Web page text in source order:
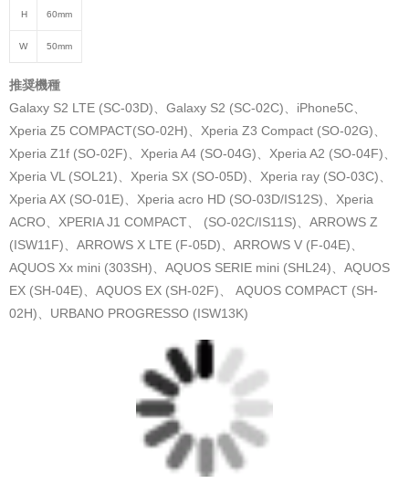
H 60mm
W 50mm
推奨機種
Galaxy S2 LTE (SC-03D)、Galaxy S2 (SC-02C)、iPhone5C、
Xperia Z5 COMPACT(SO-02H)、Xperia Z3 Compact (SO-02G)、
Xperia Z1f (SO-02F)、Xperia A4 (SO-04G)、Xperia A2 (SO-04F)、
Xperia VL (SOL21)、Xperia SX (SO-05D)、Xperia ray (SO-03C)、
Xperia AX (SO-01E)、Xperia acro HD (SO-03D/IS12S)、Xperia
ACRO、XPERIA J1 COMPACT、 (SO-02C/IS11S)、ARROWS Z
(ISW11F)、ARROWS X LTE (F-05D)、ARROWS V (F-04E)、
AQUOS Xx mini (303SH)、AQUOS SERIE mini (SHL24)、AQUOS
EX (SH-04E)、AQUOS EX (SH-02F)、 AQUOS COMPACT (SH-
02H)、URBANO PROGRESSO (ISW13K)